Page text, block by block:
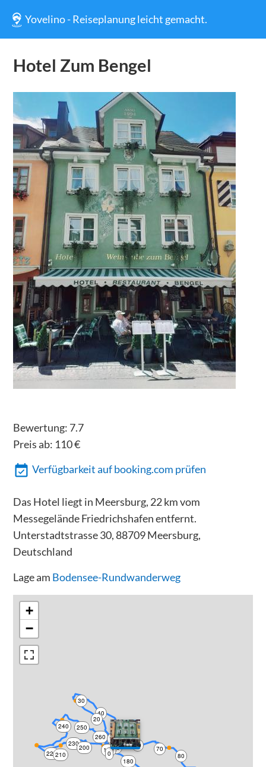
Yovelino - Reiseplanung leicht gemacht.
Hotel Zum Bengel
Bewertung: 7.7
Preis ab: 110€
Verfügbarkeit auf booking.com prüfen
Das Hotel liegt in Meersburg, 22 km vom
Messegelände Friedrichshafen entfernt.
Unterstadtstrasse 30, 88709 Meersburg,
Deutschland
Lage am Bodensee-Rundwanderweg
0
10
20
30
40
50
60
70
80
180
190
200
210
220
230
240
250
260
270
+
−